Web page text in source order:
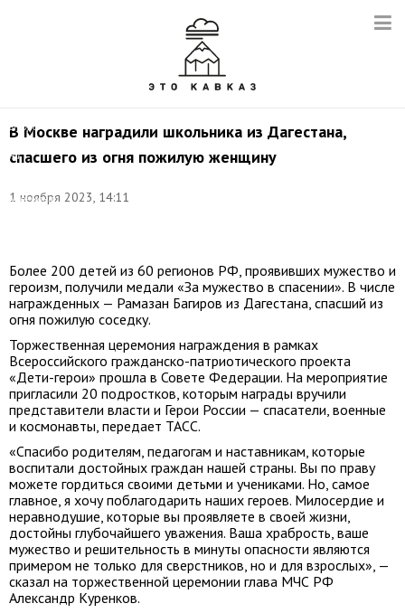
В Москве наградили школьника из Дагестана,
спасшего из огня пожилую женщину
1 ноября 2023, 14:11
втором
плане)
на
церемонии
Более 200 детей из 60 регионов РФ, проявивших мужество и
героизм, получили медали «За мужество в спасении». В числе
награжденных — Рамазан Багиров из Дагестана, спасший из
огня пожилую соседку.
Торжественная церемония награждения в рамках
Всероссийского гражданско-патриотического проекта
«Дети-герои» прошла в Совете Федерации. На мероприятие
пригласили 20 подростков, которым награды вручили
представители власти и Герои России — спасатели, военные
и космонавты, передает ТАСС.
«Спасибо родителям, педагогам и наставникам, которые
воспитали достойных граждан нашей страны. Вы по праву
можете гордиться своими детьми и учениками. Но, самое
главное, я хочу поблагодарить наших героев. Милосердие и
неравнодушие, которые вы проявляете в своей жизни,
достойны глубочайшего уважения. Ваша храбрость, ваше
мужество и решительность в минуты опасности являются
примером не только для сверстников, но и для взрослых», —
сказал на торжественной церемонии глава МЧС РФ
Александр Куренков.